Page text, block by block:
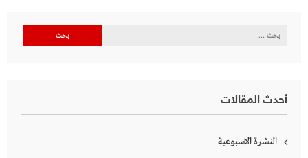
البحث
أحدث المقالات
النشرة الاسبوعية